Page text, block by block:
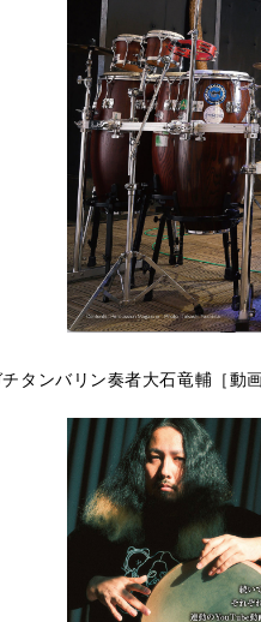
タンバリン奏者⼤⽯⻯輔［動画